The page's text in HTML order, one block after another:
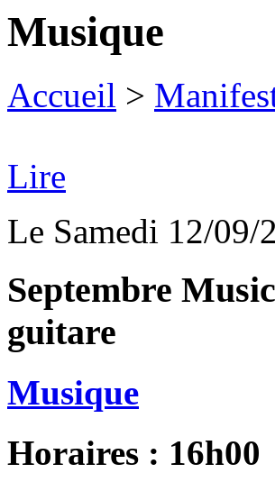
Musique
Accueil >
Lire
Le Samedi 12/09/
Septembre
guitare
Musique
Horaires : 16h00